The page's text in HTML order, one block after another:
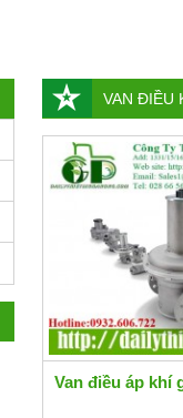
VAN ĐIỀU
Van điều áp khí